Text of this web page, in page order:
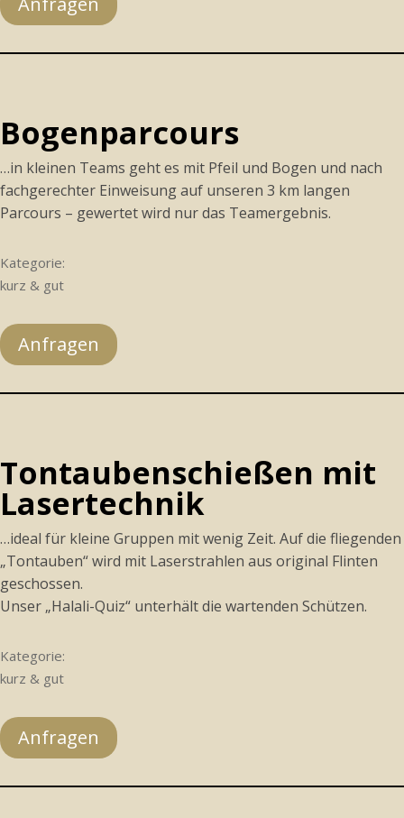
Bogenparcours
…in kleinen Teams geht es mit Pfeil und Bogen und nach
fachgerechter Einweisung auf unseren 3 km langen
Parcours – gewertet wird nur das Teamergebnis.
Kategorie:
kurz & gut
Anfragen
Tontaubenschießen mit
Lasertechnik
…ideal für kleine Gruppen mit wenig Zeit. Auf die fliegenden
„Tontauben“ wird mit Laserstrahlen aus original Flinten
geschossen.
Unser „Halali-Quiz“ unterhält die wartenden Schützen.
Kategorie:
kurz & gut
Anfragen